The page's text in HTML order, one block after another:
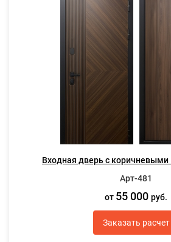
Входная дверь с коричневыми
Арт-481
от 55 000руб.
Заказать расчет